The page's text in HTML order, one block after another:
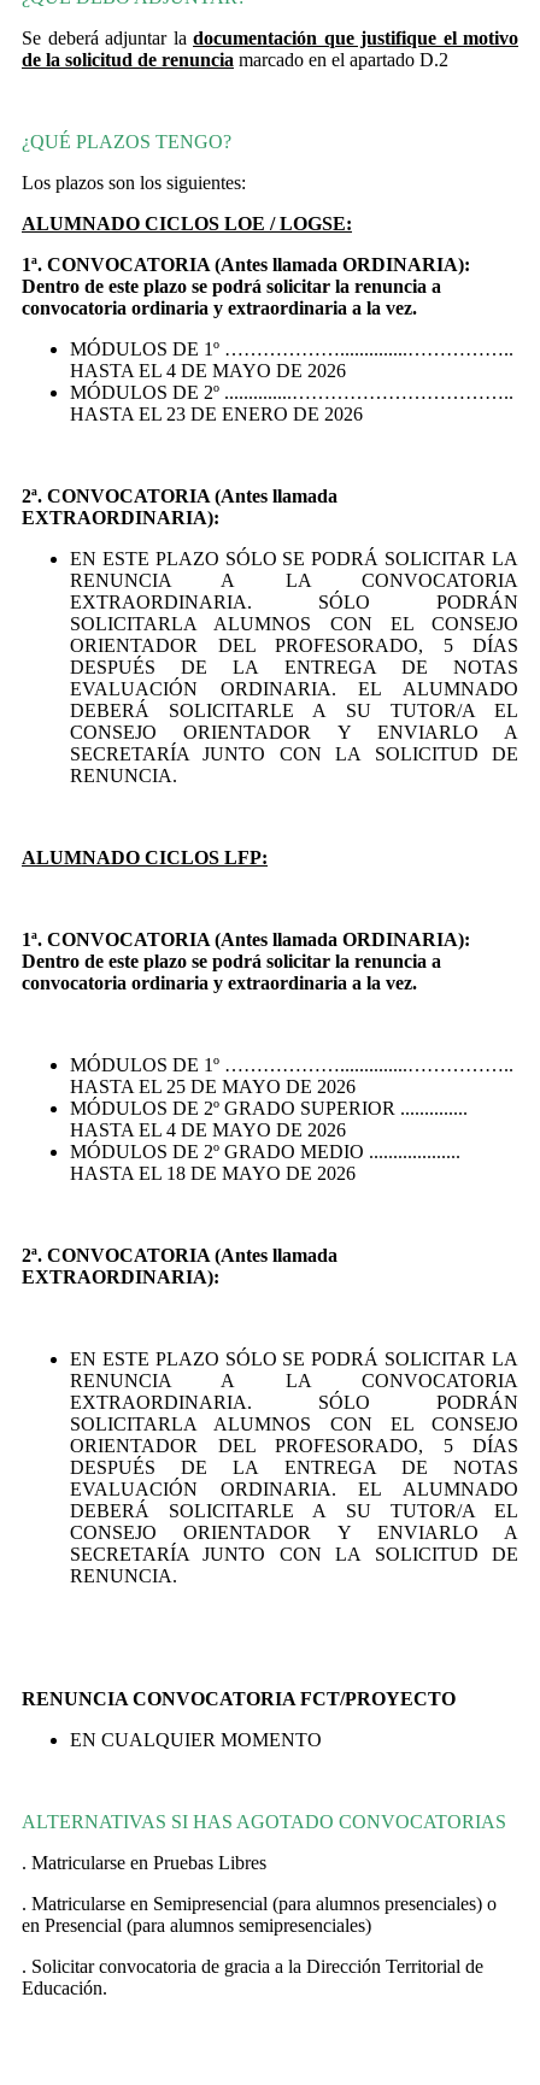
Se deberá adjuntar la documentación que justifique el motivo
de la solicitud de renuncia marcado en el apartado D.2
¿QUÉ PLAZOS TENGO?
Los plazos son los siguientes:
ALUMNADO CICLOS LOE / LOGSE:
1ª. CONVOCATORIA (Antes llamada ORDINARIA):
Dentro de este plazo se podrá solicitar la renuncia a
convocatoria ordinaria y extraordinaria a la vez.
MÓDULOS DE 1º ………………..............……………..
HASTA EL 4 DE MAYO DE 2026
MÓDULOS DE 2º ..............……………………………..
HASTA EL 23 DE ENERO DE 2026
2ª. CONVOCATORIA (Antes llamada
EXTRAORDINARIA):
EN ESTE PLAZO SÓLO SE PODRÁ SOLICITAR LA
RENUNCIA A LA CONVOCATORIA
EXTRAORDINARIA. SÓLO PODRÁN
SOLICITARLA ALUMNOS CON EL CONSEJO
ORIENTADOR DEL PROFESORADO, 5 DÍAS
DESPUÉS DE LA ENTREGA DE NOTAS
EVALUACIÓN ORDINARIA. EL ALUMNADO
DEBERÁ SOLICITARLE A SU TUTOR/A EL
CONSEJO ORIENTADOR Y ENVIARLO A
SECRETARÍA JUNTO CON LA SOLICITUD DE
RENUNCIA.
ALUMNADO CICLOS LFP:
1ª. CONVOCATORIA (Antes llamada ORDINARIA):
Dentro de este plazo se podrá solicitar la renuncia a
convocatoria ordinaria y extraordinaria a la vez.
MÓDULOS DE 1º ………………..............……………..
HASTA EL 25 DE MAYO DE 2026
MÓDULOS DE 2º GRADO SUPERIOR ..............
HASTA EL 4 DE MAYO DE 2026
MÓDULOS DE 2º GRADO MEDIO ...................
HASTA EL 18 DE MAYO DE 2026
2ª. CONVOCATORIA (Antes llamada
EXTRAORDINARIA):
EN ESTE PLAZO SÓLO SE PODRÁ SOLICITAR LA
RENUNCIA A LA CONVOCATORIA
EXTRAORDINARIA. SÓLO PODRÁN
SOLICITARLA ALUMNOS CON EL CONSEJO
ORIENTADOR DEL PROFESORADO, 5 DÍAS
DESPUÉS DE LA ENTREGA DE NOTAS
EVALUACIÓN ORDINARIA. EL ALUMNADO
DEBERÁ SOLICITARLE A SU TUTOR/A EL
CONSEJO ORIENTADOR Y ENVIARLO A
SECRETARÍA JUNTO CON LA SOLICITUD DE
RENUNCIA.
RENUNCIA CONVOCATORIA FCT/PROYECTO
EN CUALQUIER MOMENTO
ALTERNATIVAS SI HAS AGOTADO CONVOCATORIAS
. Matricularse en Pruebas Libres
. Matricularse en Semipresencial (para alumnos presenciales) o
en Presencial (para alumnos semipresenciales)
. Solicitar convocatoria de gracia a la Dirección Territorial de
Educación.